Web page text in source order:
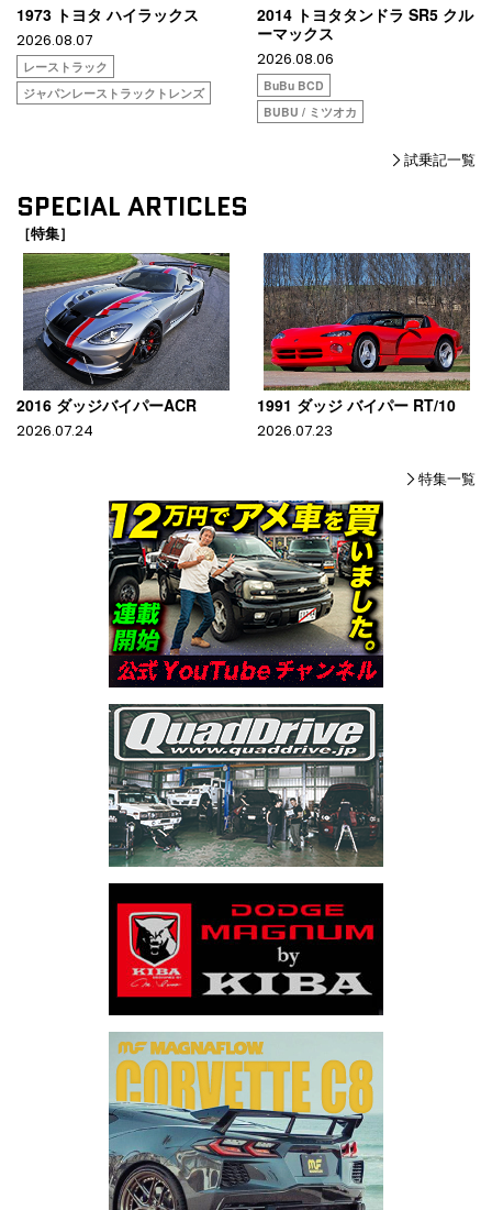
1973 トヨタ ハイラックス
2026.08.07
レーストラック
ジャパンレーストラックトレンズ
2014 トヨタタンドラ SR5 クル
ーマックス
2026.08.06
BuBu BCD
BUBU / ミツオカ
試乗記一覧
SPECIAL ARTICLES
［特集］
2016 ダッジバイパーACR
2026.07.24
1991 ダッジ バイパー RT/10
2026.07.23
特集一覧